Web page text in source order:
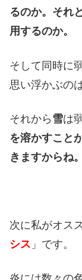
るのか。それ
用するのか。
そして同時に
思い浮かぶの
それから 雪は
を溶かすこと
きますからね。
次に私がオス
シス 」です。